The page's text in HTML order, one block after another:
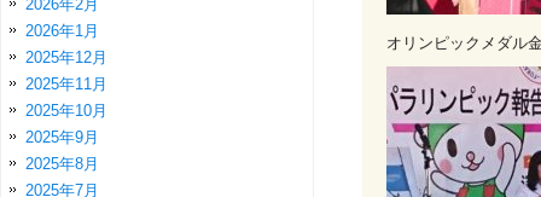
オリンピックメダル
2026年2月
2026年1月
2025年12月
2025年11月
2025年10月
2025年9月
2025年8月
2025年7月